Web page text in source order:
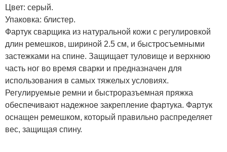
Цвет: серый.
Упаковка: блистер.
Фартук сварщика из натуральной кожи с регулировкой
длин ремешков, шириной 2.5 см, и быстросъемными
застежками на спине. Защищает туловище и верхнюю
часть ног во время сварки и предназначен для
использования в самых тяжелых условиях.
Регулируемые ремни и быстроразъемная пряжка
обеспечивают надежное закрепление фартука. Фартук
оснащен ремешком, который правильно распределяет
вес, защищая спину.